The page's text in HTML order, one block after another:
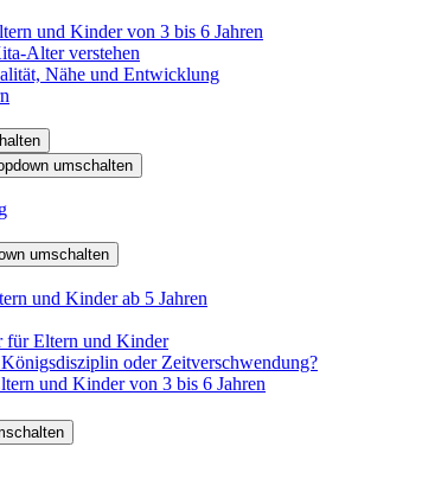
und Kinder von 3 bis 6 Jahren
Alter verstehen
Nähe und Entwicklung
umschalten
umschalten
und Kinder ab 5 Jahren
für Eltern und Kinder
oder Zeitverschwendung?
und Kinder von 3 bis 6 Jahren